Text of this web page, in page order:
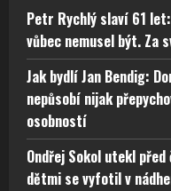
Petr Rychlý slaví 61
vůbec nemusel být. Za
Jak bydlí Jan Bendig:
nepůsobí nijak
osobností
Ondřej Sokol utekl
dětmi se vyfotil v